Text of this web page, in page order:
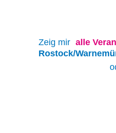
Zeig mir alle
Rostock/